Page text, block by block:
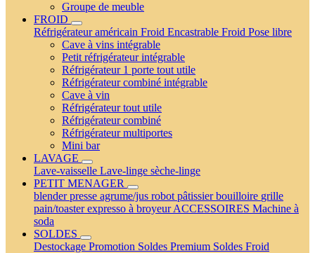
Groupe de meuble
FROID
Réfrigérateur américain Froid Encastrable Froid Pose libre
Cave à vins intégrable
Petit réfrigérateur intégrable
Réfrigérateur 1 porte tout utile
Réfrigérateur combiné intégrable
Cave à vin
Réfrigérateur tout utile
Réfrigérateur combiné
Réfrigérateur multiportes
Mini bar
LAVAGE
Lave-vaisselle Lave-linge sèche-linge
PETIT MENAGER
blenderpresse agrume/jus robot pâtissierbouilloire grille
pain/toasterexpresso à broyeurACCESSOIRES Machine à
soda
SOLDES
Destockage Promotion Soldes Premium Soldes Froid